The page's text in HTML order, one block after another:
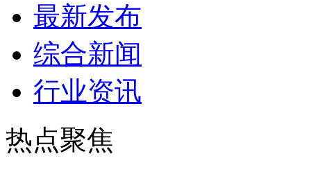
最新发布
综合新闻
行业资讯
热点聚焦